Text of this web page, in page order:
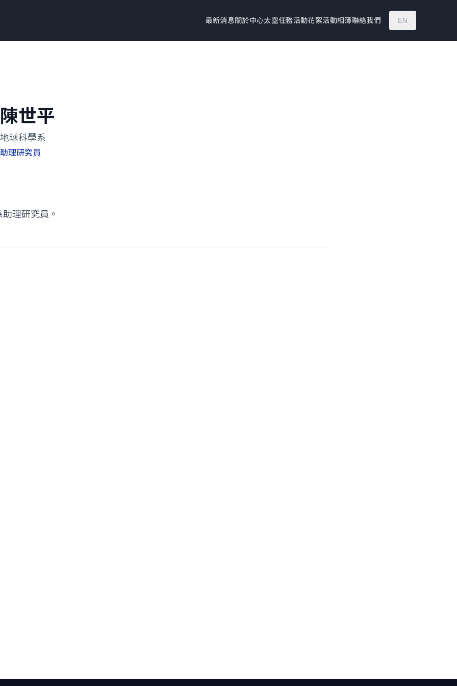
最新消息關於中心太空任務活動花絮活動相簿聯絡我們 EN
陳世平
地球科學系
助理研究員
理研究員。